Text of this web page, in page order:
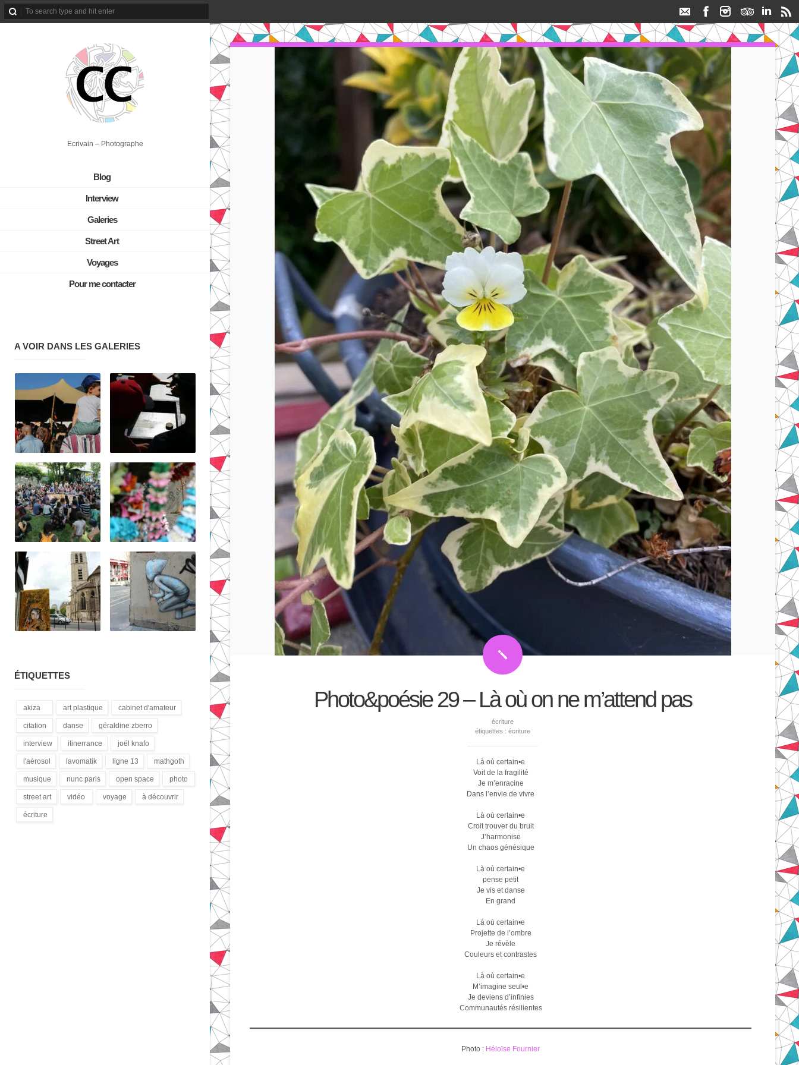
Ecrivain – Photographe
Blog
Interview
Galeries
Street Art
Voyages
Pour me contacter
Photo&poésie 29 – Là où on ne m’attend pas
écriture
étiquettes : écriture
Là où certain•e
Voit de la fragilité
Je m’enracine
Dans l’envie de vivre
Là où certain•e
Croit trouver du bruit
J’harmonise
Un chaos génésique
Là où certain•e
pense petit
Je vis et danse
En grand
Là où certain•e
Projette de l’ombre
Je révèle
Couleurs et contrastes
Là où certain•e
M’imagine seul•e
Je deviens d’infinies
Communautés résilientes
Photo : Héloïse Fournier
A VOIR DANS LES GALERIES
ÉTIQUETTES
akiza
(21)
art plastique
(28)
cabinet d'amateur
(12)
citation
(18)
danse
(1)
géraldine zberro
interview
(15)
itinerrance
(16)
joël knafo
(3)
l'aérosol
(14)
lavomatik
(31)
ligne 13
(4)
mathgoth
(24)
musique
(13)
nunc paris
(5)
open space
(1)
photo
(3)
street art
(172)
vidéo
voyage
à découvrir
écriture